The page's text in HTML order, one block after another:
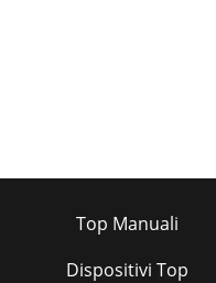
Top Manuali
Dispositivi Top